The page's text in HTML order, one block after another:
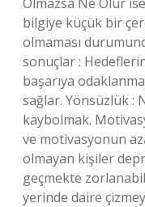
bilgiye küçük bir
olmaması
sonuçlar :
başarıya
sağlar. Yönsüzlük :
kaybolmak.
ve motivasyonun
olmayan kişiler
geçmekte
yerinde daire